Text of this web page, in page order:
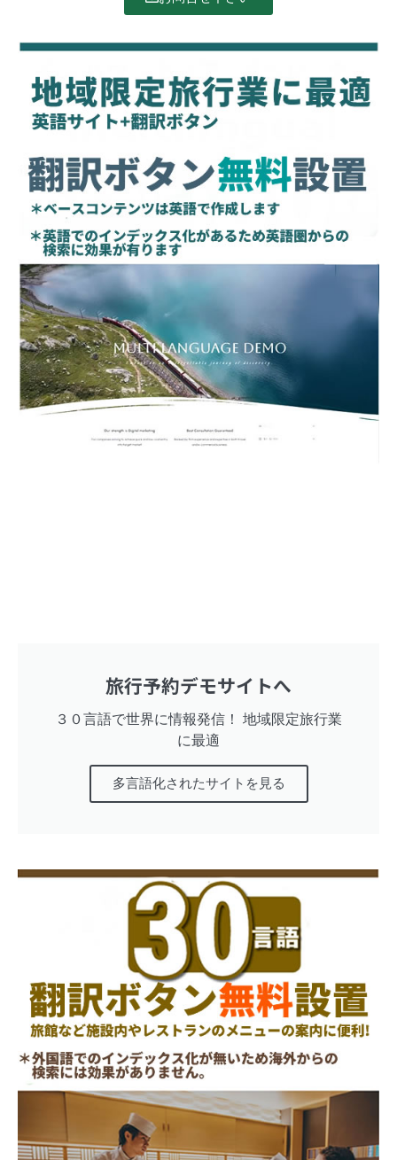
旅行予約デモサイトへ
３０言語で世界に情報発信！ 地域限定旅行業
に最適
多言語化されたサイトを見る